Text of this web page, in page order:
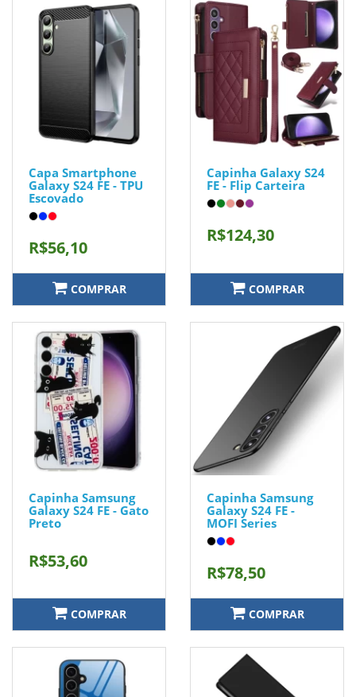
Capa Smartphone
Galaxy S24 FE - TPU
Escovado
R$56,10
COMPRAR
Capinha Galaxy S24
FE - Flip Carteira
R$124,30
COMPRAR
Capinha Samsung
Galaxy S24 FE - Gato
Preto
R$53,60
COMPRAR
Capinha Samsung
Galaxy S24 FE -
MOFI Series
R$78,50
COMPRAR